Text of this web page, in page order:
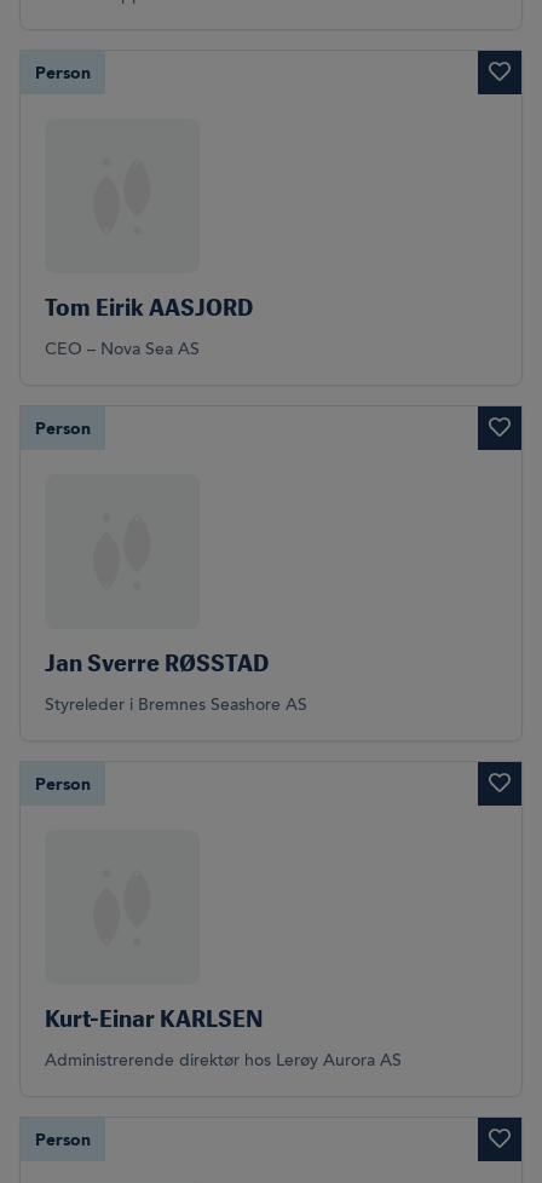
Person
Tom Eirik AASJORD
CEO – Nova Sea AS
Person
Jan Sverre RØSSTAD
Styreleder i Bremnes Seashore AS
Person
Kurt-Einar KARLSEN
Administrerende direktør hos Lerøy Aurora AS
Person